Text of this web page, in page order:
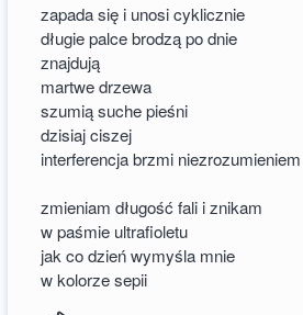
zapada się i unosi cyklicznie
długie palce brodzą po dnie
znajdują
martwe drzewa
szumią suche pieśni
dzisiaj ciszej
interferencja brzmi niezrozumieniem
zmieniam długość fali i znikam
w paśmie ultrafioletu
jak co dzień wymyśla mnie
w kolorze sepii